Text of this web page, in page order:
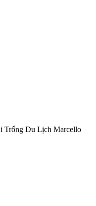
Trống Du Lịch Marcello